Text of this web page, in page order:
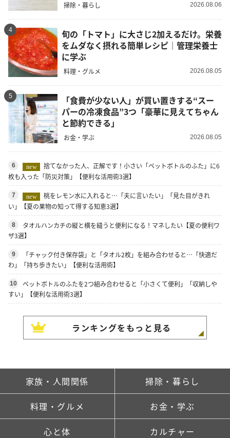
掃除・暮らし 2026.08.06
4
旬の「トマト」に大さじ2加えるだけ。栄養
をムダなく摂れる簡単レシピ｜管理栄養士
に学ぶ
料理・グルメ 2026.08.05
5
「食費が少ない人」が買い置きする“スー
パーの冷凍食品”3つ「豪華に見えてちゃん
と節約できる」
お金・学ぶ 2026.08.05
6 new
捨てなかった人、正解です！小さい「ペットボトルのふた」に6
枚も入った「防災対策」【便利な活用術3選】
7 new
桃をレモン水に入れると…「夫に言いたい」「見た目がきれ
い」【夏の果物の知って得する知恵3選】
8
タオルハンカチの縦と横を縫うと便利になる！マネしたい【夏の便利ワ
ザ3選】
9
「チャック付き保存袋」と「タオル2枚」を組み合わせると…「快適だ
わ」「持ち歩きたい」【便利な活用術】
10
ペットボトルのふたを2つ組み合わせると「小さくて便利」「収納しや
すい」【便利な活用術3選】
ランキングをもっと見る
家族・人間関係 掃除・暮らし
料理・グルメ お金・学ぶ
心と体 カルチャー